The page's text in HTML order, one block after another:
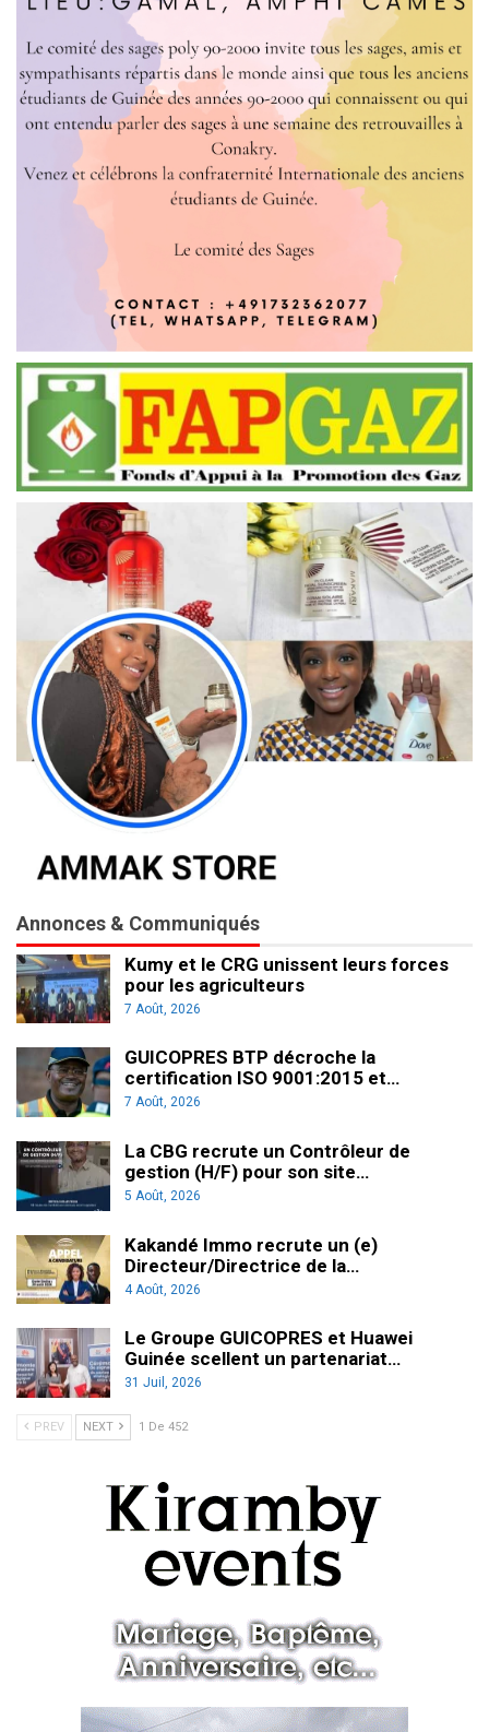
Annonces & Communiqués
Kumy et le CRG unissent leurs forces
pour les agriculteurs
7 Août, 2026
GUICOPRES BTP décroche la
certification ISO 9001:2015 et…
7 Août, 2026
La CBG recrute un Contrôleur de
gestion (H/F) pour son site…
5 Août, 2026
Kakandé Immo recrute un (e)
Directeur/Directrice de la…
4 Août, 2026
Le Groupe GUICOPRES et Huawei
Guinée scellent un partenariat…
31 Juil, 2026
PREV NEXT 1 De 452